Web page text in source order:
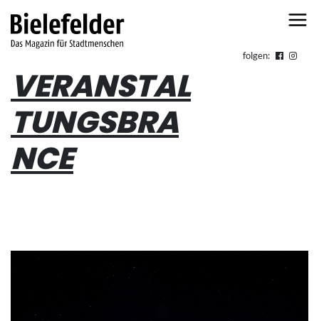
folgen:
VERANSTAL
TUNGSBRA
NCE